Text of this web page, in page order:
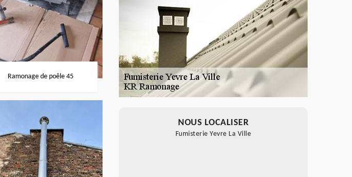
Ramonage de poêle 45
NOUS LOCALISER
Fumisterie Yevre La Ville